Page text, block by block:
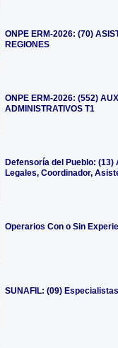
ONPE ERM-2026: (70)
REGIONES
ONPE ERM-2026: (552)
ADMINISTRATIVOS T1
Defensoría del Pueblo:
Legales, Coordinador,
Operarios Con o Sin
SUNAFIL: (09)